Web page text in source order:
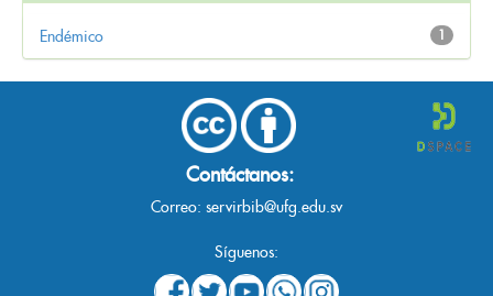
1
Endémico
Contáctanos:
Correo: servirbib@ufg.edu.sv
Síguenos: